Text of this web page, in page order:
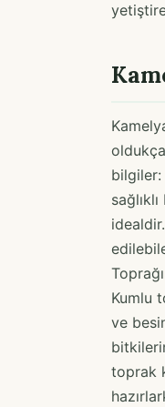
bilgiler:
Kumlu
ve
toprak